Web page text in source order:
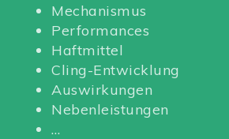
Mechanismus
Performances
Haftmittel
Cling-Entwicklung
Auswirkungen
Nebenleistungen
…